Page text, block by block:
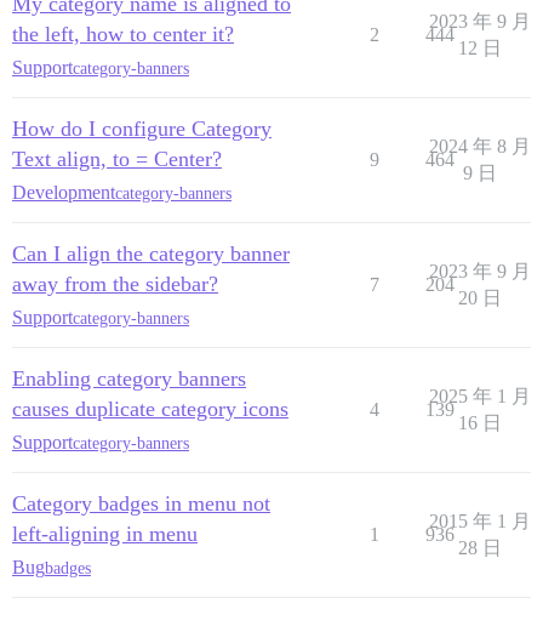
the left, how to center it?
Supportcategory-banners
2 444
2023 年 9 月
12 日
How do I configure Category
Text align, to = Center?
Developmentcategory-banners
9 464
2024 年 8 月
9 日
Can I align the category banner
away from the sidebar?
Supportcategory-banners
7 204
2023 年 9 月
20 日
Enabling category banners
causes duplicate category icons
Supportcategory-banners
4 139
2025 年 1 月
16 日
Category badges in menu not
left-aligning in menu
Bugbadges
1 936
2015 年 1 月
28 日